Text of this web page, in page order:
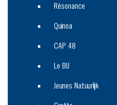
Résonance
Quinoa
CAP 48
Le BIJ
Jeunes Natuurlijk